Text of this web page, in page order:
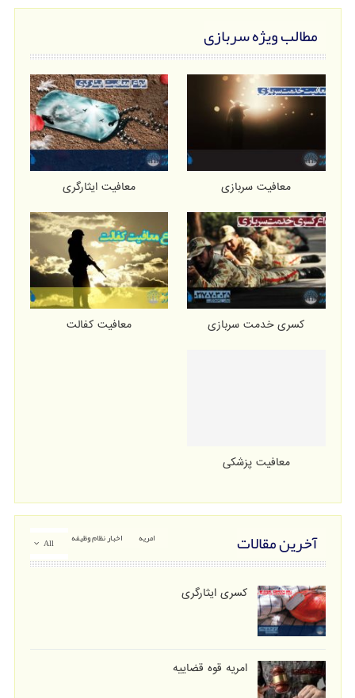
مطالب ویژه سربازی
معافیت سربازی معافیت ایثارگری
کسری خدمت سربازی معافیت کفالت
معافیت پزشکی
All آخرین مقالات اخبار نظام وظیفه امریه
کسری ایثارگری
امریه قوه قضاییه